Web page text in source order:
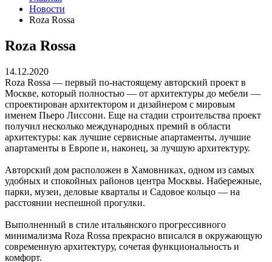
Новости
Roza Rossa
Roza Rossa
14.12.2020
Roza Rossa — первый по-настоящему авторский проект в
Москве, который полностью — от архитектуры до мебели —
спроектирован архитектором и дизайнером с мировым
именем Пьеро Лиссони. Еще на стадии строительства проект
получил несколько международных премий в области
архитектуры: как лучшие сервисные апартаменты, лучшие
апартаменты в Европе и, наконец, за лучшую архитектуру.
Авторский дом расположен в Хамовниках, одном из самых
удобных и спокойных районов центра Москвы. Набережные,
парки, музеи, деловые кварталы и Садовое кольцо — на
расстоянии неспешной прогулки.
Выполненный в стиле итальянского прогрессивного
минимализма Roza Rossa прекрасно вписался в окружающую
современную архитектуру, сочетая функциональность и
комфорт.